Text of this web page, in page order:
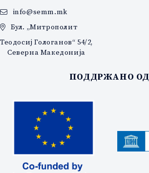
info@semm.mk
Бул. „Митрополит
Теодосиј Гологанов“ 54/2,
Северна Македонија
ПОДДРЖАНО ОД